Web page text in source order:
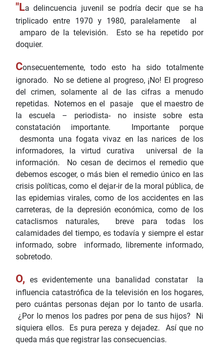
"La delincuencia juvenil se podría decir que se ha
triplicado entre 1970 y 1980, paralelamente al
amparo de la televisión. Esto se ha repetido por
doquier.
Consecuentemente, todo esto ha sido totalmente
ignorado. No se detiene al progreso, ¡No! El progreso
del crimen, solamente al de las cifras a menudo
repetidas. Notemos en el pasaje que el maestro de
la escuela – periodista- no insiste sobre esta
constatación importante. Importante porque
desmonta una fogata vivaz en las narices de los
informadores, la virtud curativa universal de la
información. No cesan de decirnos el remedio que
debemos escoger, o más bien el remedio único en las
crisis políticas, como el dejar-ir de la moral pública, de
las epidemias virales, como de los accidentes en las
carreteras, de la depresión económica, como de los
cataclismos naturales, breve para todas los
calamidades del tiempo, es todavía y siempre el estar
informado, sobre informado, libremente informado,
sobretodo.
O, es evidentemente una banalidad constatar la
influencia catastrófica de la televisión en los hogares,
pero cuántas personas dejan por lo tanto de usarla.
¿Por lo menos los padres por pena de sus hijos? Ni
siquiera ellos. Es pura pereza y dejadez. Así que no
queda más que registrar las consecuencias.